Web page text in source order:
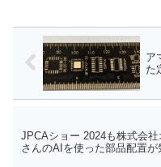
ア
た
JPCAショー 2024も株式会社
さんのAIを使った部品配置が